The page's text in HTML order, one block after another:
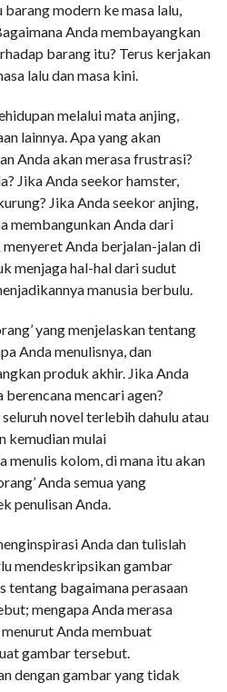
modern ke masa lalu,
Anda membayangkan
barang itu? Terus kerjakan
lalu dan masa kini.
melalui mata anjing,
lainnya. Apa yang akan
Anda akan merasa frustrasi?
Jika Anda seekor hamster,
Jika Anda seekor anjing,
membangunkan Anda dari
Anda berjalan-jalan di
menjaga hal-hal dari sudut
manusia berbulu.
yang menjelaskan tentang
Anda menulisnya, dan
produk akhir. Jika Anda
mencari agen?
novel terlebih dahulu atau
kemudian mulai
menulis kolom, di mana itu akan
Anda semua yang
penulisan Anda.
Anda dan tulislah
mendeskripsikan gambar
tentang bagaimana perasaan
mengapa Anda merasa
Anda membuat
gambar tersebut.
dengan gambar yang tidak